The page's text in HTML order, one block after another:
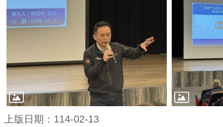
上版日期：114-02-13